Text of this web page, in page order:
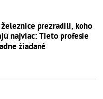
železnice prezradili, koho
najviac: Tieto profesie
žiadané